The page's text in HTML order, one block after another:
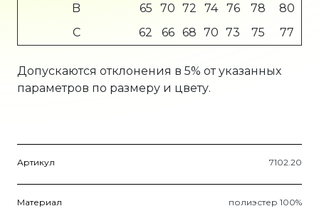
B
65 70 72 74 76 78
80
C
62 66 68 70 73 75 77
Допускаются отклонения в 5% от указанных
параметров по размеру и цвету.
Артикул 7102.20
Материал полиэстер 100%